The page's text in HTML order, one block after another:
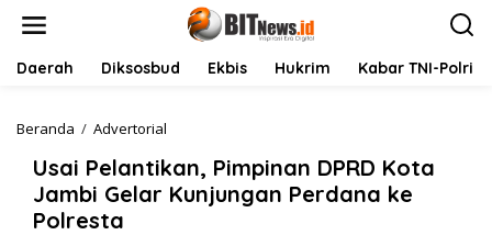
Daerah Diksosbud Ekbis Hukrim Kabar TNI-Polri
Beranda / Advertorial
a
P
Usai Pelantikan, Pimpinan DPRD Kota
Jambi Gelar Kunjungan Perdana ke
Polresta